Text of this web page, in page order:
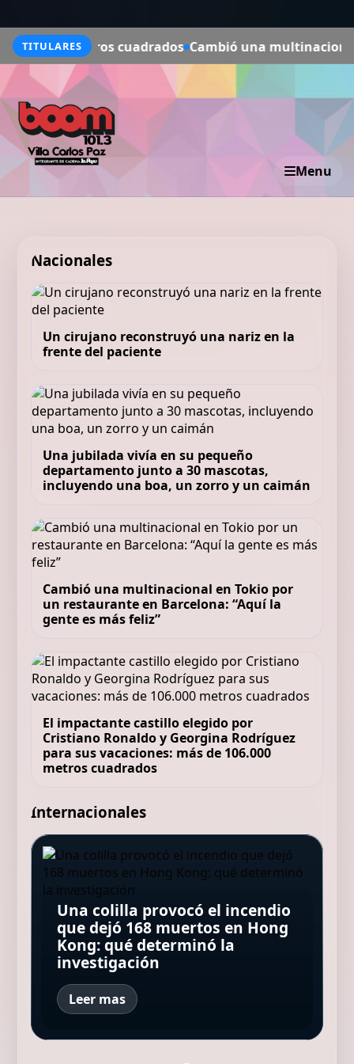
TITULARES
cuadrados Cambió una multinacional en Tokio
Menu
Nacionales
Un cirujano reconstruyó una nariz en la
frente del paciente
Una jubilada vivía en su pequeño
departamento junto a 30 mascotas,
incluyendo una boa, un zorro y un caimán
Cambió una multinacional en Tokio por
un restaurante en Barcelona: “Aquí la
gente es más feliz”
El impactante castillo elegido por
Cristiano Ronaldo y Georgina Rodríguez
para sus vacaciones: más de 106.000
metros cuadrados
Internacionales
Un dron filmó por primera vez
el nacimiento de una ballena
jorobada en medio del mar
Mario Picazo, meteorólogo:
“Con olas de calor cada vez
más frecuentes y lluvias
torrenciales más intensas, las
cubiertas vegetales ofrecen
una doble protección”
Carlos Soria Fontán, alpinista,
87 años: “Amigos de mi edad
han desaparecido o están
encerrados en casa; yo tengo
prótesis en la rodilla y sigo
subiendo montañas de 8.000
metros”
Una colilla provocó el incendio
que dejó 168 muertos en Hong
Kong: qué determinó la
investigación
Leer mas
Atropelló, hirió a tres personas
y huyó: lo encontraron
"acurrucado" bajo la cama